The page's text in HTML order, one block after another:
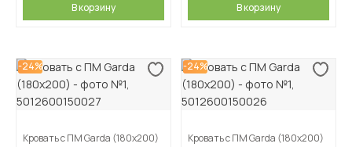
В корзину В корзину
-24%
Кровать с ПМ Garda (180х200)
-24%
Кровать с ПМ Garda (180х200)